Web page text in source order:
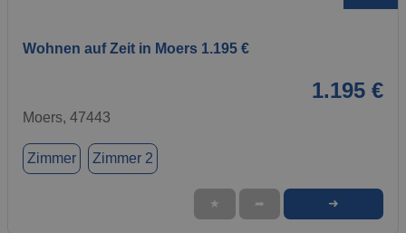
Wohnen auf Zeit in Moers 1.195 €
1.195 €
Moers, 47443
Zimmer Zimmer 2
★ ➦ ➜